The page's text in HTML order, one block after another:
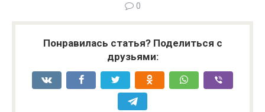
0
Понравилась статья? Поделиться с
друзьями: